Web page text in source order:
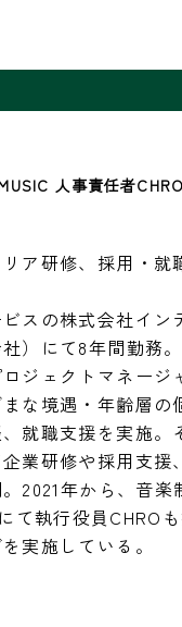
人事責任者CHRO
ア研修、採用・就
スの株式会社イン
）にて8年間勤務
ジェクトマネージ
な境遇・年齢層の
就職支援を実施。
業研修や採用支援
2021年から、音楽
て執行役員CHRO
実施している。